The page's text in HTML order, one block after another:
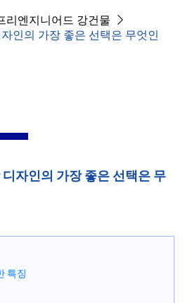
리엔지니어드 강건물
인의 가장 좋은 선택은 무엇인
자인의 가장 좋은 선택은 무
특징